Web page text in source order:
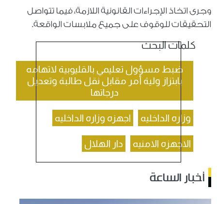
وجرى اتخاذ الإجراءات القانونية اللازمة، فيما تتواصل
التحقيقات للوقوف على جميع ملابسات الواقعة.
كلمات البحث
ضبط مسؤول تعليمي بالقليوبية لاتهامه
بابتزاز ولية أمر مقابل نقل طالبة وتعديل
درجاتها
وزاره الداخليه اجهزه وزاره الداخليه
الاجهزه الامنيه دار الهلال
أخبار الساعة